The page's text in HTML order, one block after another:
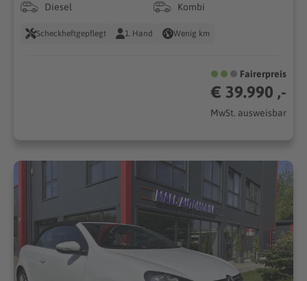
Diesel
Kombi
Scheckheftgepflegt 1. Hand Wenig km
Fairerpreis
€ 39.990 ,-
MwSt. ausweisbar